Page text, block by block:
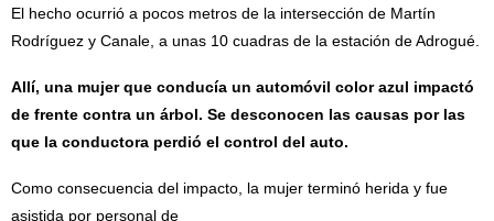
El hecho ocurrió a pocos metros de la intersección de Martín
Rodríguez y Canale, a unas 10 cuadras de la estación de Adrogué.
Allí, una mujer que conducía un automóvil color azul impactó
de frente contra un árbol. Se desconocen las causas por las
que la conductora perdió el control del auto.
Como consecuencia del impacto, la mujer terminó herida y fue
asistida por personal de